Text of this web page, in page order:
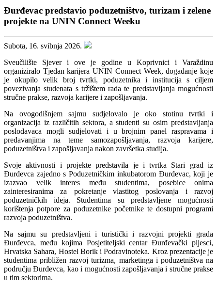
Đurđevac predstavio poduzetništvo, turizam i zelene
projekte na UNIN Connect Weeku
Subota, 16. svibnja 2026.
Sveučilište Sjever i ove je godine u Koprivnici i Varaždinu
organiziralo Tjedan karijera UNIN Connect Week, događanje koje
je okupilo velik broj tvrtki, poduzetnika i institucija s ciljem
povezivanja studenata s tržištem rada te predstavljanja mogućnosti
stručne prakse, razvoja karijere i zapošljavanja.
Na ovogodišnjem sajmu sudjelovalo je oko stotinu tvrtki i
organizacija iz različitih sektora, a studenti su osim predstavljanja
poslodavaca mogli sudjelovati i u brojnim panel raspravama i
predavanjima na teme samozapošljavanja, razvoja karijere,
poduzetništva i zapošljavanja nakon završetka studija.
Svoje aktivnosti i projekte predstavila je i tvrtka Stari grad iz
Đurđevca zajedno s Poduzetničkim inkubatorom Đurđevac, koji je
izazvao velik interes među studentima, posebice onima
zainteresiranima za pokretanje vlastitog poslovanja i razvoj
poduzetničkih ideja. Studentima su predstavljene mogućnosti
korištenja potpore za poduzetnike početnike te dostupni programi
razvoja poduzetništva.
Na sajmu su predstavljeni i turistički i razvojni projekti grada
Đurđevca, među kojima Posjetiteljski centar Đurđevački pijesci,
Hrvatska Sahara, Hostel Borik i Podravinoteka. Kroz prezentacije je
studentima približen razvoj turizma, marketinga i poduzetništva na
području Đurđevca, kao i mogućnosti zapošljavanja i stručne prakse
u tim sektorima.